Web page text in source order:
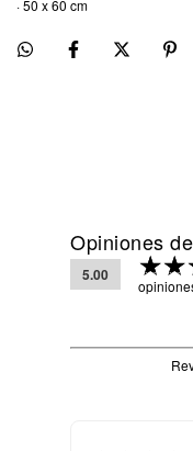
· 50 x 60 cm
Opiniones
5.00